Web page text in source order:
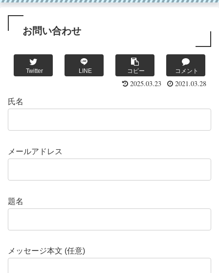
お問い合わせ
Twitter LINE コピー コメント
2025.03.23 2021.03.28
氏名
メールアドレス
題名
メッセージ本文 (任意)